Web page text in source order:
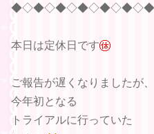
本日は定休日です
ご報告が遅くなりましたが、
今年初となる
トライアルに行っていた